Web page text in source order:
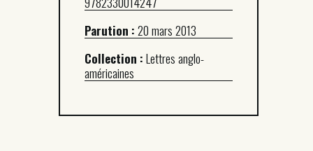
Parution :20 mars 2013
Collection :Lettres anglo-
américaines